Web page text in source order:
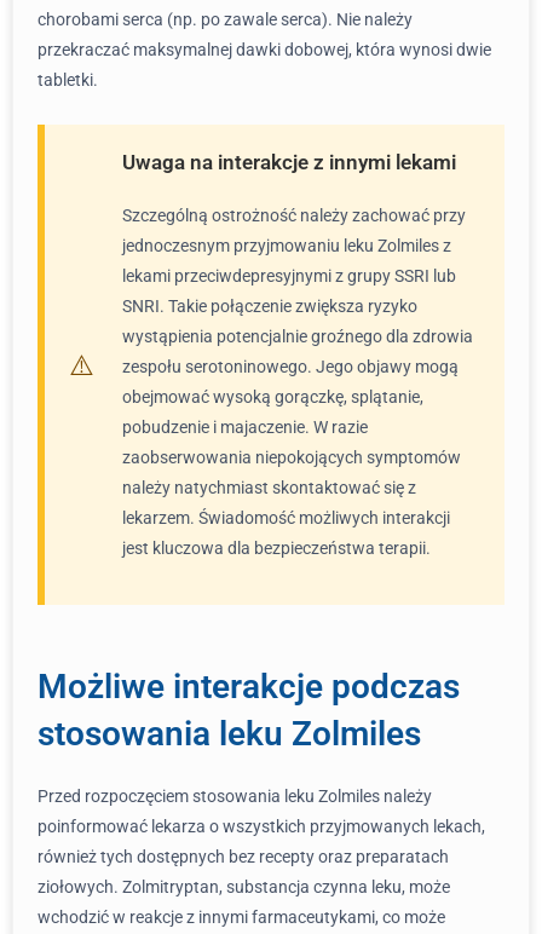
chorobami serca (np. po zawale serca). Nie należy
przekraczać maksymalnej dawki dobowej, która wynosi dwie
tabletki.
Uwaga na interakcje z innymi lekami
Szczególną ostrożność należy zachować przy
jednoczesnym przyjmowaniu leku Zolmiles z
lekami przeciwdepresyjnymi z grupy SSRI lub
SNRI. Takie połączenie zwiększa ryzyko
wystąpienia potencjalnie groźnego dla zdrowia
zespołu serotoninowego. Jego objawy mogą
obejmować wysoką gorączkę, splątanie,
pobudzenie i majaczenie. W razie
zaobserwowania niepokojących symptomów
należy natychmiast skontaktować się z
lekarzem. Świadomość możliwych interakcji
jest kluczowa dla bezpieczeństwa terapii.
Możliwe interakcje podczas
stosowania leku Zolmiles
Przed rozpoczęciem stosowania leku Zolmiles należy
poinformować lekarza o wszystkich przyjmowanych lekach,
również tych dostępnych bez recepty oraz preparatach
ziołowych. Zolmitryptan, substancja czynna leku, może
wchodzić w reakcje z innymi farmaceutykami, co może